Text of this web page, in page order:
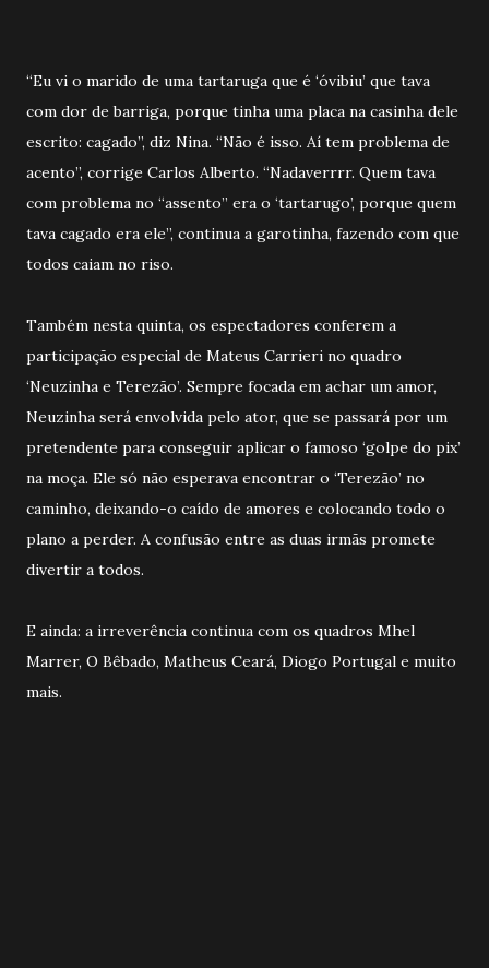
“Eu vi o marido de uma tartaruga que é ‘óvibiu’ que tava
com dor de barriga, porque tinha uma placa na casinha dele
escrito: cagado”, diz Nina. “Não é isso. Aí tem problema de
acento”, corrige Carlos Alberto. “Nadaverrrr. Quem tava
com problema no “assento” era o ‘tartarugo’, porque quem
tava cagado era ele”, continua a garotinha, fazendo com que
todos caiam no riso.
Também nesta quinta, os espectadores conferem a
participação especial de Mateus Carrieri no quadro
‘Neuzinha e Terezão’. Sempre focada em achar um amor,
Neuzinha será envolvida pelo ator, que se passará por um
pretendente para conseguir aplicar o famoso ‘golpe do pix’
na moça. Ele só não esperava encontrar o ‘Terezão’ no
caminho, deixando-o caído de amores e colocando todo o
plano a perder. A confusão entre as duas irmãs promete
divertir a todos.
E ainda: a irreverência continua com os quadros Mhel
Marrer, O Bêbado, Matheus Ceará, Diogo Portugal e muito
mais.